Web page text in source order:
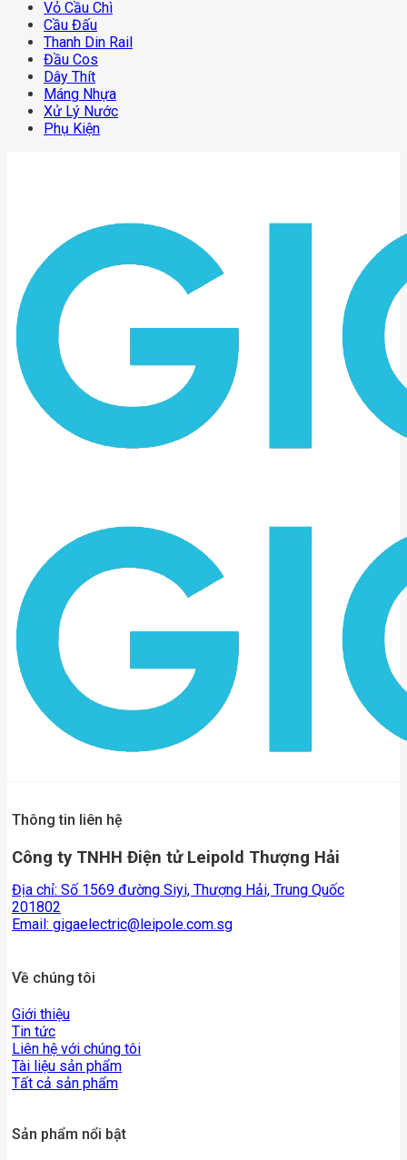
Vỏ Cầu Chì
Cầu Đấu
Thanh Din Rail
Đầu Cos
Dây Thít
Máng Nhựa
Xử Lý Nước
Phụ Kiện
Thông tin liên hệ
Công ty TNHH Điện tử Leipold Thượng Hải
Địa chỉ: Số 1569 đường Siyi, Thượng Hải, Trung Quốc
201802
Email: gigaelectric@leipole.com.sg
Về chúng tôi
Giới thiệu
Tin tức
Liên hệ với chúng tôi
Tài liệu sản phẩm
Tất cả sản phẩm
Sản phẩm nổi bật